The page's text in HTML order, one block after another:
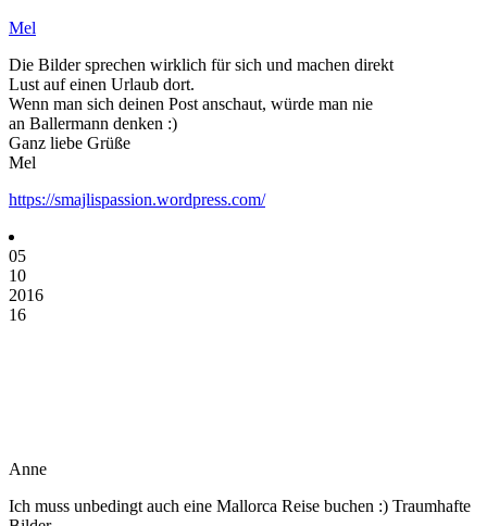
Mel
Die Bilder sprechen wirklich für sich und machen direkt
Lust auf einen Urlaub dort.
Wenn man sich deinen Post anschaut, würde man nie
an Ballermann denken :)
Ganz liebe Grüße
Mel
https://smajlispassion.wordpress.com/
05
10
2016
16
Anne
Ich muss unbedingt auch eine Mallorca Reise buchen :) Traumhafte